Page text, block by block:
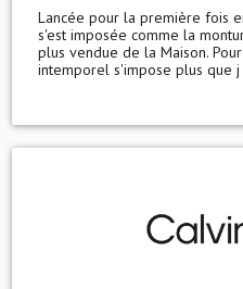
Lancée pour la première fois
s'est imposée comme la
plus vendue de la Maison.
intemporel s'impose plus que j